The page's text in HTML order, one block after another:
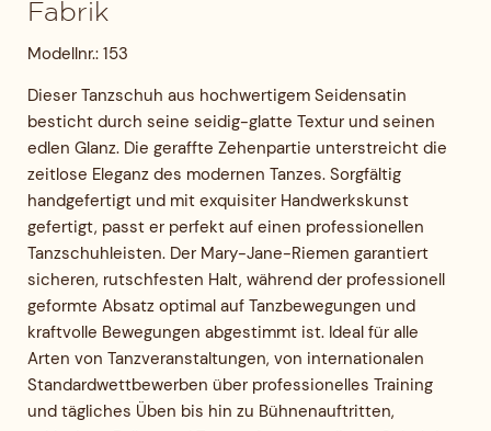
Fabrik
Modellnr.: 153
Dieser Tanzschuh aus hochwertigem Seidensatin
besticht durch seine seidig-glatte Textur und seinen
edlen Glanz. Die geraffte Zehenpartie unterstreicht die
zeitlose Eleganz des modernen Tanzes. Sorgfältig
handgefertigt und mit exquisiter Handwerkskunst
gefertigt, passt er perfekt auf einen professionellen
Tanzschuhleisten. Der Mary-Jane-Riemen garantiert
sicheren, rutschfesten Halt, während der professionell
geformte Absatz optimal auf Tanzbewegungen und
kraftvolle Bewegungen abgestimmt ist. Ideal für alle
Arten von Tanzveranstaltungen, von internationalen
Standardwettbewerben über professionelles Training
und tägliches Üben bis hin zu Bühnenauftritten,